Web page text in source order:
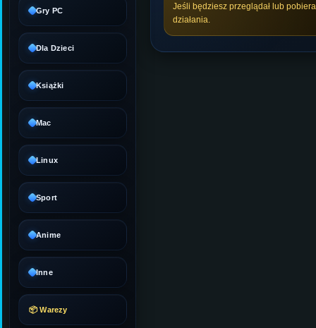
Gry PC
Dla Dzieci
Książki
Mac
Linux
Sport
Anime
Inne
📦 Warezy
Jeśli będziesz przeglądał lub
działania.